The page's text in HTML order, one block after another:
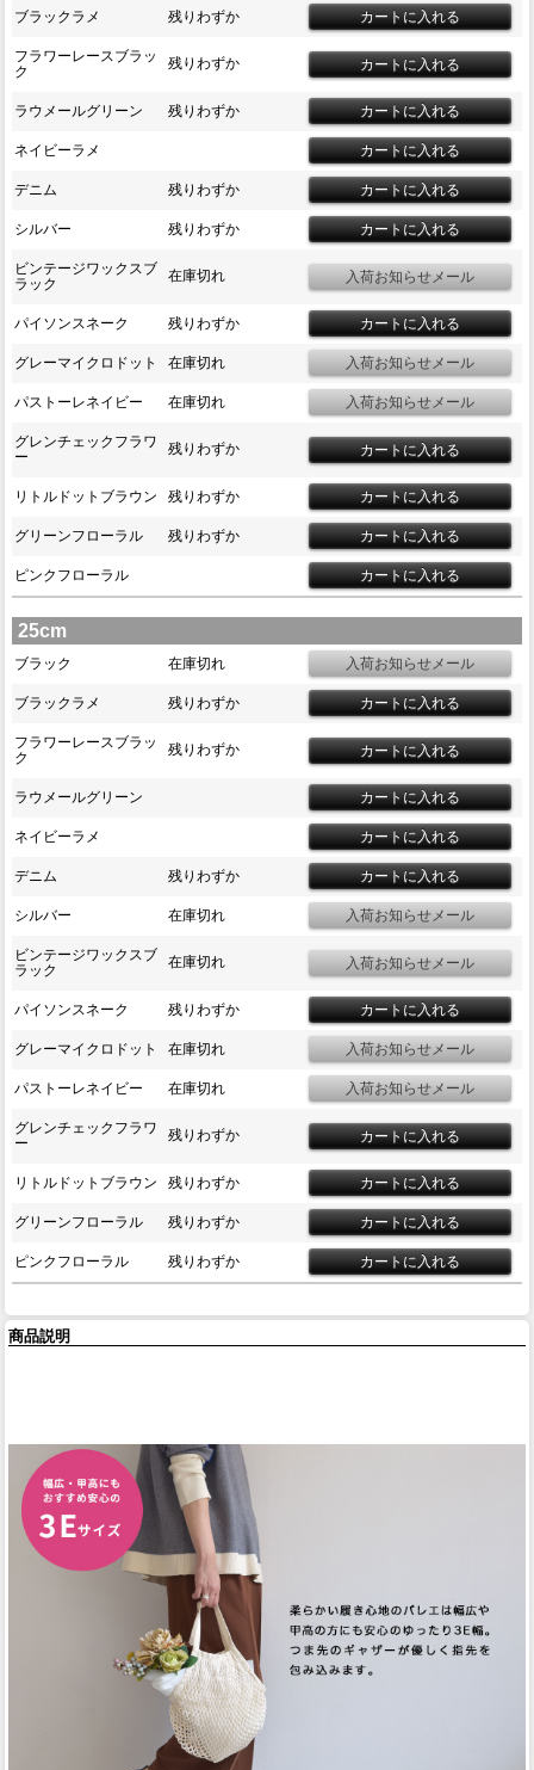
ブラックラメ 残りわずか
フラワーレースブラッ
ク
残りわずか
ラウメールグリーン 残りわずか
ネイビーラメ
デニム 残りわずか
シルバー 残りわずか
ビンテージワックスブ
ラック
在庫切れ
パイソンスネーク 残りわずか
グレーマイクロドット 在庫切れ
パストーレネイビー 在庫切れ
グレンチェックフラワ
ー
残りわずか
リトルドットブラウン 残りわずか
グリーンフローラル 残りわずか
ピンクフローラル
25cm
ブラック 在庫切れ
ブラックラメ 残りわずか
フラワーレースブラッ
ク
残りわずか
ラウメールグリーン
ネイビーラメ
デニム 残りわずか
シルバー 在庫切れ
ビンテージワックスブ
ラック
在庫切れ
パイソンスネーク 残りわずか
グレーマイクロドット 在庫切れ
パストーレネイビー 在庫切れ
グレンチェックフラワ
ー
残りわずか
リトルドットブラウン 残りわずか
グリーンフローラル 残りわずか
ピンクフローラル 残りわずか
商品説明